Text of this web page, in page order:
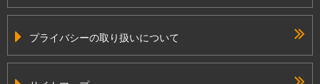
プライバシーの取り扱いについて